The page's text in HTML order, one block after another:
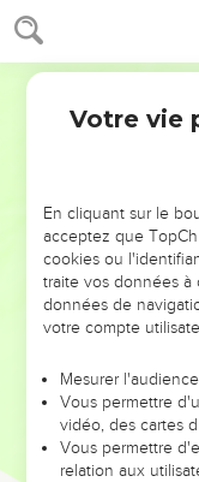
Esdras 8
reposait sur nous et
de toute embuscade
A notre arrivée à
Le quatrième jour,
notre Dieu l'argent,
Eléazar, fils de
Lévites Jozabad, fils
On a vérifié le
l’on a mis par écrit, à
offert en holocauste
Israël, 96 béliers, 77
victimes expiatoires.
en l’honneur de
Votre vie
En cliquant sur le
acceptez que
cookies ou
traite vos données à
données de
votre compte
Mesurer
Vous permettre
vidéo, des cartes
Vous permettre
relation aux